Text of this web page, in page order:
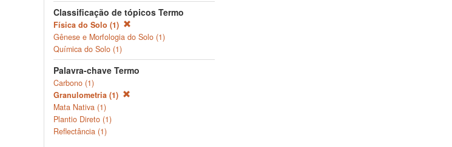
Classificação de tópicos Termo
Física do Solo (1)
Gênese e Morfologia do Solo (1)
Química do Solo (1)
Palavra-chave Termo
Carbono (1)
Granulometria (1)
Mata Nativa (1)
Plantio Direto (1)
Reflectância (1)